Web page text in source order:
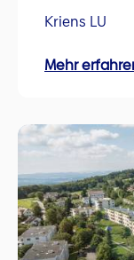
Kriens LU
Mehr